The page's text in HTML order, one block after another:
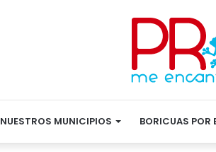
NUESTROS MUNICIPIOS BORICUAS POR